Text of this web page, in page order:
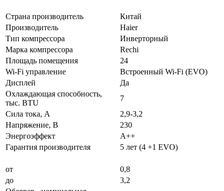
Страна производитель
Китай
Производитель
Haier
Тип компрессора
Инверторный
Марка компрессора
Rechi
Площадь помещения
24
Wi-Fi управление
Встроенный Wi-Fi (EVO)
Дисплей
Да
Охлаждающая способность,
тыс. BTU
7
Сила тока, А
2,9-3,2
Напряжение, В
230
Энергоэффект
А++
Гарантия производителя
5 лет (4 +1 EVO)
от
0,8
до
3,2